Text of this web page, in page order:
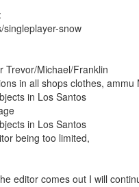
snow
Trevor/Michael/Franklin
in all shops clothes,
in Los Santos
in Los Santos
being too limited,
editor comes out I will